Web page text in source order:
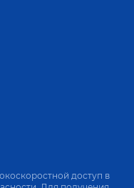
доступ в